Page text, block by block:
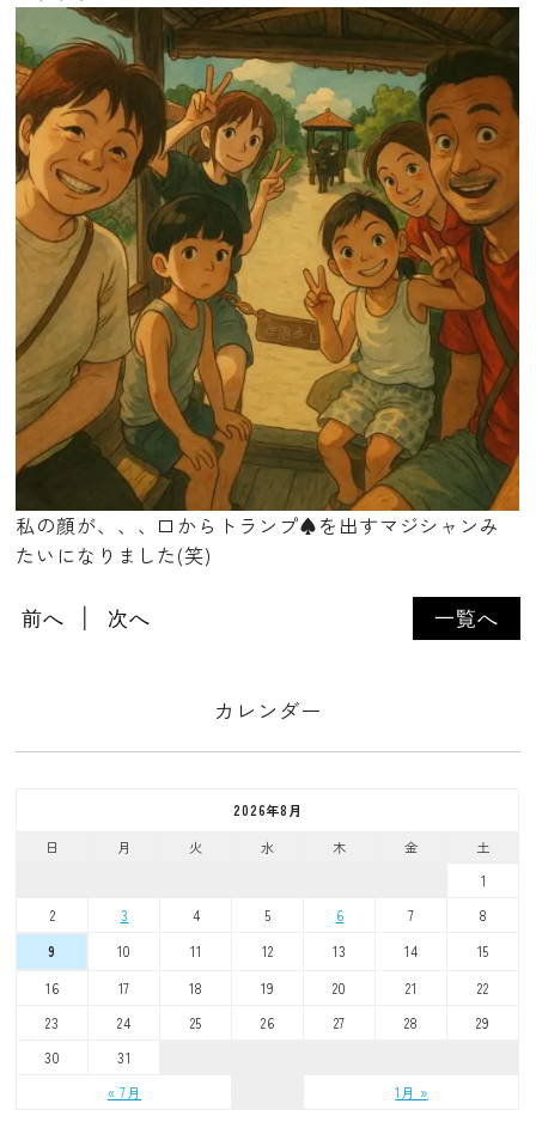
私の顔が、、、口からトランプ♠を出すマジシャンみ
たいになりました(笑)
一覧へ
前へ 次へ
カレンダー
2026年8月
日
月 火 水 木 金 土
« 7月 1月 »
1
2
3 4 5 6 7
8
9
10 11 12 13 14
15
16
17 18 19 20 21
22
23
24 25 26 27 28
29
30
31